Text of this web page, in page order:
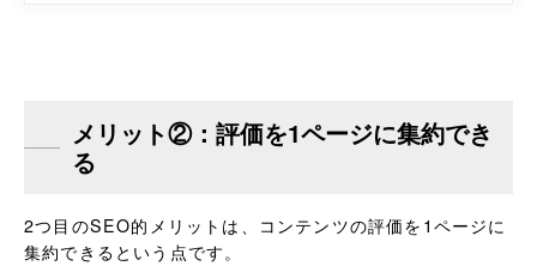
メリット②：評価を1ページに集約でき
る
2つ目のSEO的メリットは、コンテンツの評価を1ページに
集約できるという点です。